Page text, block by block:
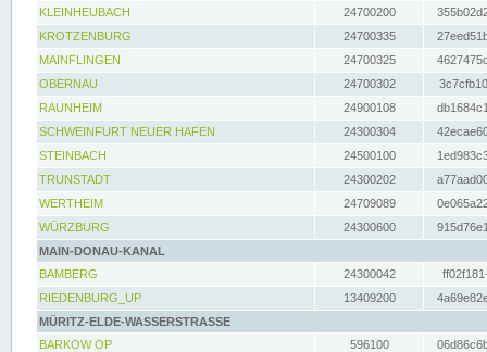
KLEINHEUBACH 24700200
KROTZENBURG
24700335
MAINFLINGEN
24700325
OBERNAU
24700302
RAUNHEIM
24900108
SCHWEINFURT NEUER HAFEN
24300304
STEINBACH
24500100
TRUNSTADT
24300202
WERTHEIM
24709089
WÜRZBURG
24300600
MAIN-DONAU-KANAL
BAMBERG
24300042
RIEDENBURG_UP
13409200
MÜRITZ-ELDE-WASSERSTRASSE
BARKOW OP
596100